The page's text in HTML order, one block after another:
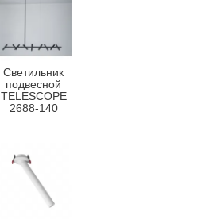
Светильник
подвесной
TELESCOPE
2688-140